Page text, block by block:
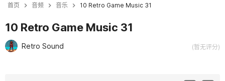
首页 音频 音乐 10 Retro Game Music 31
10 Retro Game Music 31
Retro Sound (暂无评分)